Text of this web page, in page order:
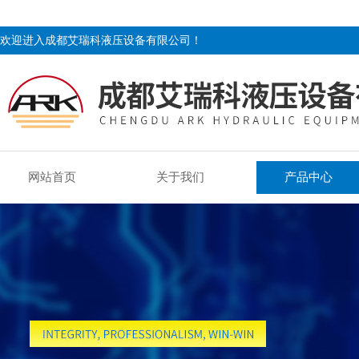
欢迎进入成都艾瑞科液压设备有限公司！
网站首页 关于我们 产品中心